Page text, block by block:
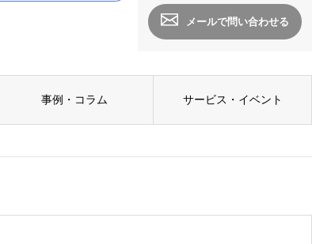
メールで問い合わせる
事例・コラム サービス・イベント